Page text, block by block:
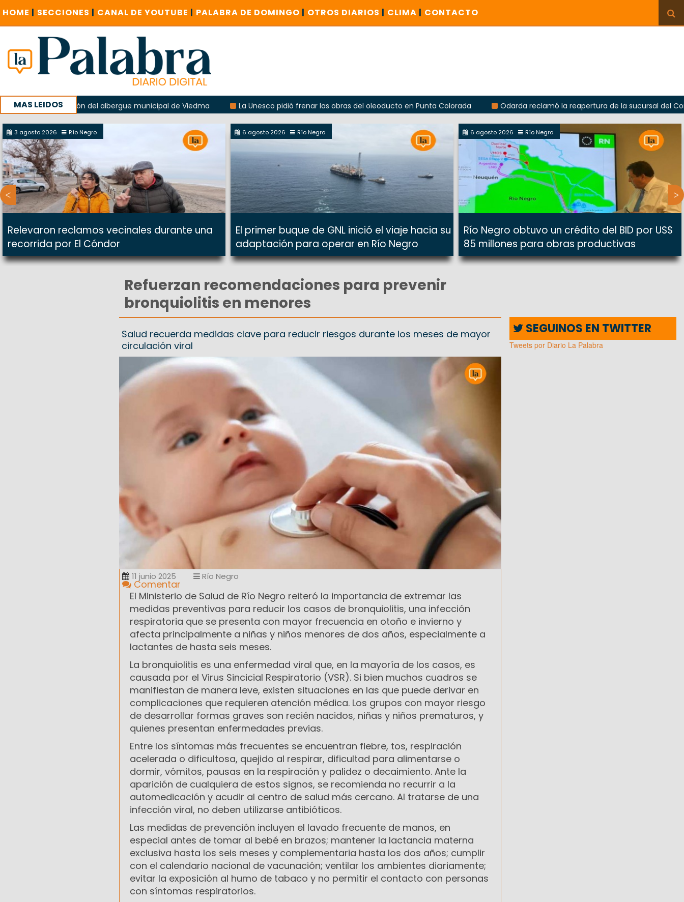
HOME | SECCIONES | CANAL DE YOUTUBE | PALABRA DE DOMINGO | OTROS DIARIOS | CLIMA | CONTACTO
MAS LEIDOS
la explosión del albergue municipal de Viedma La Unesco pidió frenar las obras del oleoducto en Punta Colorada
Odarda reclamó la reapertura de la sucursal del Correo
con un encuentro provincial en Roca
3 agosto 2026 Río Negro
Relevaron reclamos vecinales durante una
recorrida por El Cóndor
6 agosto 2026 Río Negro
El primer buque de GNL inició el viaje hacia su
adaptación para operar en Río Negro
6 agosto 2026 Río Negro
Río Negro obtuvo un crédito del BID por US$
85 millones para obras productivas
Refuerzan recomendaciones para prevenir
bronquiolitis en menores
Salud recuerda medidas clave para reducir riesgos durante los meses de mayor
circulación viral
11 junio 2025 Río Negro
Comentar
El Ministerio de Salud de Río Negro reiteró la importancia de extremar las
medidas preventivas para reducir los casos de bronquiolitis, una infección
respiratoria que se presenta con mayor frecuencia en otoño e invierno y
afecta principalmente a niñas y niños menores de dos años, especialmente a
lactantes de hasta seis meses.
La bronquiolitis es una enfermedad viral que, en la mayoría de los casos, es
causada por el Virus Sincicial Respiratorio (VSR). Si bien muchos cuadros se
manifiestan de manera leve, existen situaciones en las que puede derivar en
complicaciones que requieren atención médica. Los grupos con mayor riesgo
de desarrollar formas graves son recién nacidos, niñas y niños prematuros, y
quienes presentan enfermedades previas.
Entre los síntomas más frecuentes se encuentran fiebre, tos, respiración
acelerada o dificultosa, quejido al respirar, dificultad para alimentarse o
dormir, vómitos, pausas en la respiración y palidez o decaimiento. Ante la
aparición de cualquiera de estos signos, se recomienda no recurrir a la
automedicación y acudir al centro de salud más cercano. Al tratarse de una
infección viral, no deben utilizarse antibióticos.
Las medidas de prevención incluyen el lavado frecuente de manos, en
especial antes de tomar al bebé en brazos; mantener la lactancia materna
exclusiva hasta los seis meses y complementaria hasta los dos años; cumplir
con el calendario nacional de vacunación; ventilar los ambientes diariamente;
evitar la exposición al humo de tabaco y no permitir el contacto con personas
con síntomas respiratorios.
SEGUINOS EN TWITTER
Tweets por Diario La Palabra